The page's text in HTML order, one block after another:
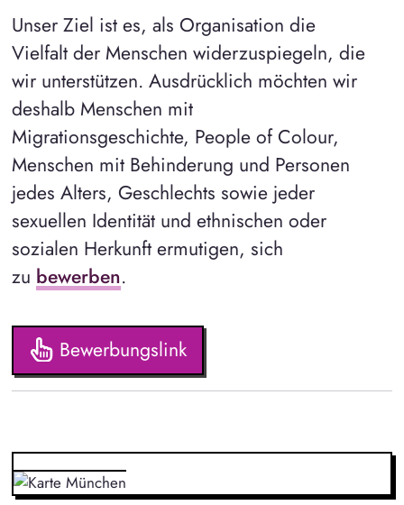
Unser Ziel ist es, als Organisation die
Vielfalt der Menschen widerzuspiegeln, die
wir unterstützen. Ausdrücklich möchten wir
deshalb Menschen mit
Migrationsgeschichte, People of Colour,
Menschen mit Behinderung und Personen
jedes Alters, Geschlechts sowie jeder
sexuellen Identität und ethnischen oder
sozialen Herkunft ermutigen, sich
zu bewerben.
Bewerbungslink